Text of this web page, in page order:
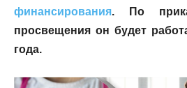
финансирования. По
просвещения он будет
года.